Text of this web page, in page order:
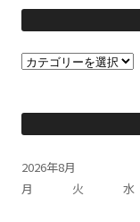
カ
テ
ー
2026年8月
月
火 水